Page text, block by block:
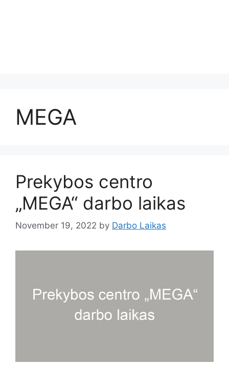
MEGA
Prekybos centro
„MEGA“ darbo laikas
November 19, 2022 by Darbo Laikas